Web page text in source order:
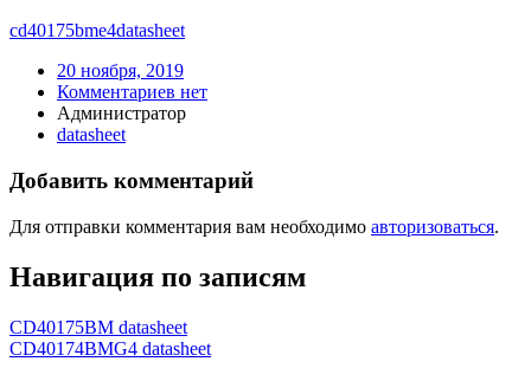
cd40175bme4datasheet
20 ноября, 2019
Комментариев нет
Администратор
datasheet
Добавить комментарий
Для отправки комментария вам необходимо авторизоваться.
Навигация по записям
CD40175BM datasheet
CD40174BMG4 datasheet